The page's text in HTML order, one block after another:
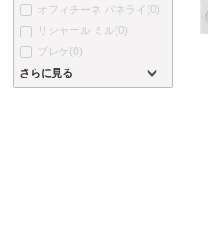
オフィチーネ パネライ (0)
リシャール ミル(0)
ブレゲ(0)
さらに見る